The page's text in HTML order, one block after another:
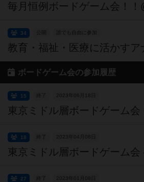
毎月恒例ボードゲーム会！！
公開 誰でも自由に参加
34
ボードゲーム会の参加履歴
終了 2023年06月18日
15
終了 2023年04月08日
18
終了 2023年01月08日
27